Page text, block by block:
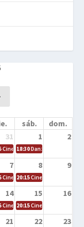
sáb.
dom.
31 1 2
Cine en la calle – Cómo
18:30Danza – Cita en el
7 8 9
Cine en la calle – El niño y la
20:15Cine en la calle –
14 15 16
Cine en la calle – Tortugas
20:15Cine en la calle –
21 22 23